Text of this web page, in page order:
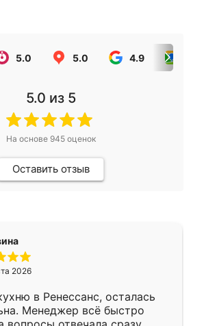
5.0 5.0 4.9
5.0 из 5
На основе 945оценок
Оставить отзыв
2026
в Ренессанс, осталась
Менеджер всё быстро